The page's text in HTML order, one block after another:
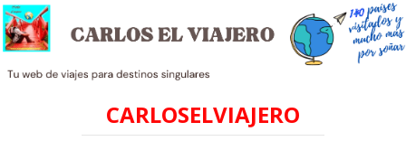
CARLOSELVIAJERO